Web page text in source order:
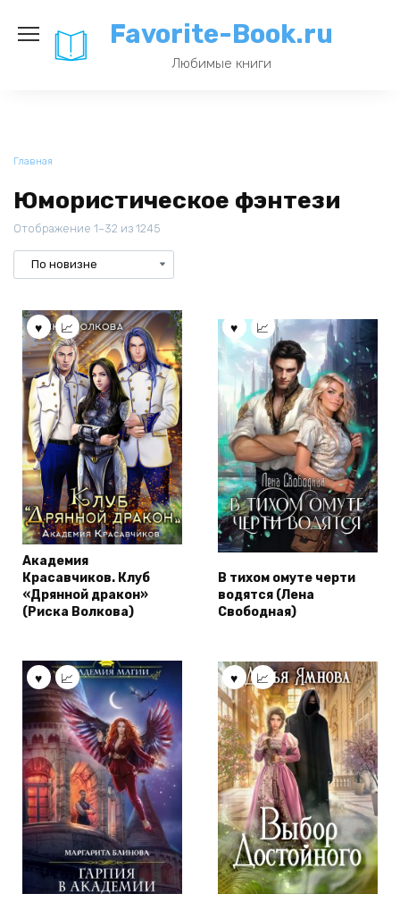
содержанию
Favorite-Book.ru
Любимые книги
Главная
Юмористическое фэнтези
Отображение 1–32 из 1245
Академия
Красавчиков. Клуб
«Дрянной дракон»
(Риска Волкова)
В тихом омуте черти
водятся (Лена
Свободная)